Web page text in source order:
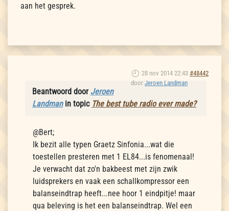
aan het gesprek.
28 nov 2014 22:43 #48442
door Jeroen Landman
Beantwoord door Jeroen
Landmanin topic The best tube radio ever made?
@Bert;
Ik bezit alle typen Graetz Sinfonia...wat die
toestellen presteren met 1 EL84...is fenomenaal!
Je verwacht dat zo'n bakbeest met zijn zwik
luidsprekers en vaak een schallkompressor een
balanseindtrap heeft...nee hoor 1 eindpitje! maar
qua beleving is het een balanseindtrap. Wel een